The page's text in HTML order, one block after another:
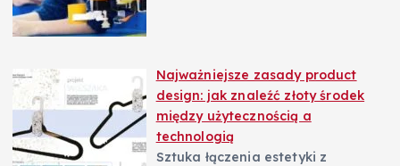
Najważniejsze zasady product
design: jak znaleźć złoty środek
między użytecznością a
technologią
Sztuka łączenia estetyki z